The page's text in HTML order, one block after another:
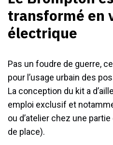
transformé en
électrique
Pas un foudre de guerre,
pour l’usage urbain des
La conception du kit a
emploi exclusif et
ou d’atelier chez une
de place).